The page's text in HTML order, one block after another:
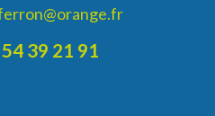
39 21 91